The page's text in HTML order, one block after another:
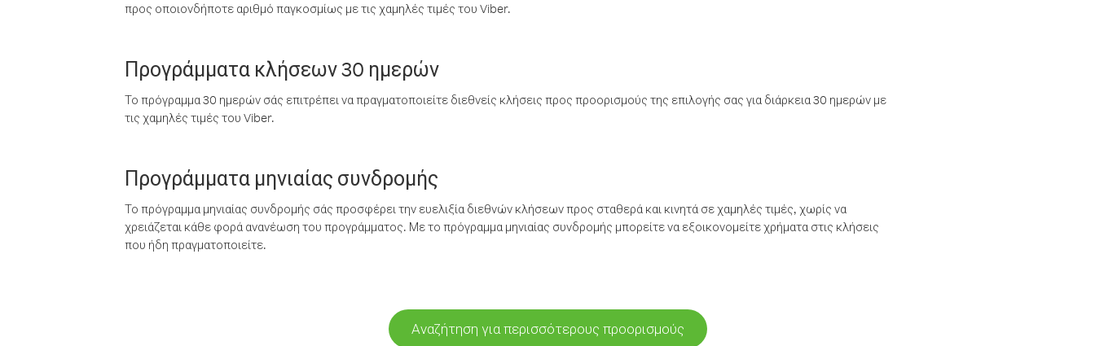
προς οποιονδήποτε αριθμό παγκοσμίως με τις χαμηλές τιμές του Viber.
Προγράμματα κλήσεων 30 ημερών
Το πρόγραμμα 30 ημερών σάς επιτρέπει να πραγματοποιείτε διεθνείς κλήσεις προς προορισμούς της επιλογής σας για διάρκεια 30 ημερών με
τις χαμηλές τιμές του Viber.
Προγράμματα μηνιαίας συνδρομής
Το πρόγραμμα μηνιαίας συνδρομής σάς προσφέρει την ευελιξία διεθνών κλήσεων προς σταθερά και κινητά σε χαμηλές τιμές, χωρίς να
χρειάζεται κάθε φορά ανανέωση του προγράμματος. Με το πρόγραμμα μηνιαίας συνδρομής μπορείτε να εξοικονομείτε χρήματα στις κλήσεις
που ήδη πραγματοποιείτε.
Αναζήτηση για περισσότερους προορισμούς